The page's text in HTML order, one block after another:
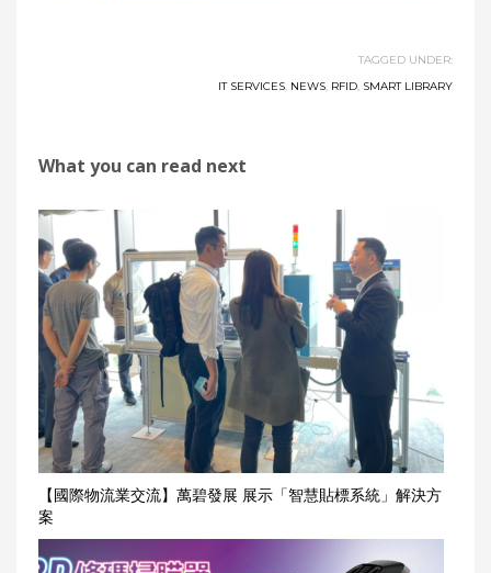
TAGGED UNDER:
IT SERVICES, NEWS, RFID, SMART LIBRARY
What you can read next
【國際物流業交流】萬碧發展 展示「智慧貼標系統」解決方
案